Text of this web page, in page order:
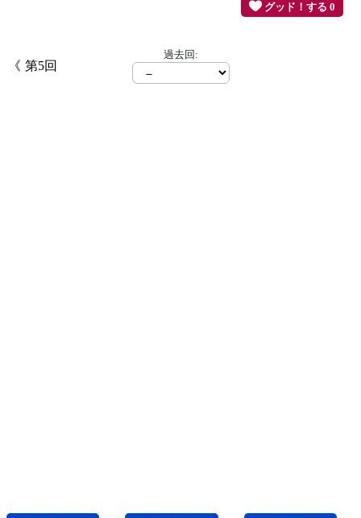
グッド！する 0
第5回
過去回: